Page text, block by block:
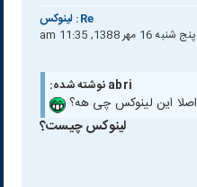
Re: لينوكس
س
پنج شنبه 16 مهر 1388, 11:35 am
abri نوشته شده:
اصلا این لینوکس چی هه؟
لینوکس چیست؟